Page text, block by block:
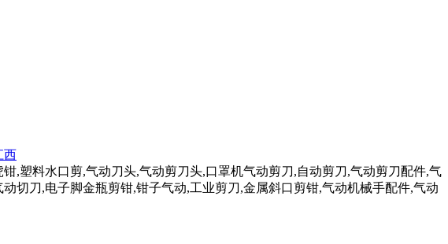
西
,塑料水口剪,气动刀头,气动剪刀头,口罩机气动剪刀,自动剪刀,气动剪刀配件,气
切刀,电子脚金瓶剪钳,钳子气动,工业剪刀,金属斜口剪钳,气动机械手配件,气动